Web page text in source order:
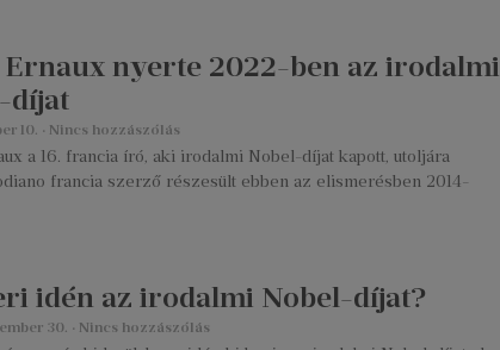
Ernaux nyerte 2022-ben az irodalmi
díjat
10. Nincs hozzászólás
a 16. francia író, aki irodalmi Nobel-díjat kapott, utoljára
francia szerző részesült ebben az elismerésben 2014-
idén az irodalmi Nobel-díjat?
30. Nincs hozzászólás